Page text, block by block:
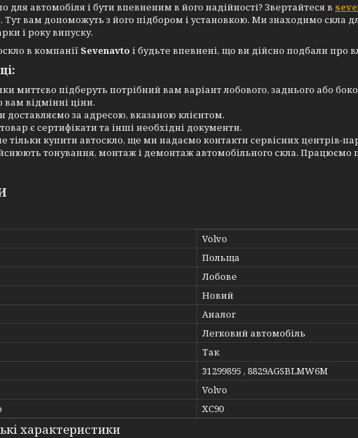
для автомобіля і бути впевненим в його надійності? Звертайтеся в
Тут вам допоможуть з його підбором і установкою. Ми знаходимо скла
і року випуску.
в компанії Sevenavto і будьте впевнені, що ви дійсно подбали про
миттєво підберуть потрібний вам варіант лобового, заднього або
відмінні ціни.
за адресою, вказаною клієнтом.
є сертифікати та інші необхідні документи.
тільки купити автоскло, ще ми надаємо контакти сервісних центрів-
тонування, монтаж і демонтаж автомобільного скла. Працюємо
Volvo
Польща
Лобове
Новий
Аналог
Легковий автомобіль
Так
31299895 , 8829AGSBLMW6M
Volvo
XC90
характеристики